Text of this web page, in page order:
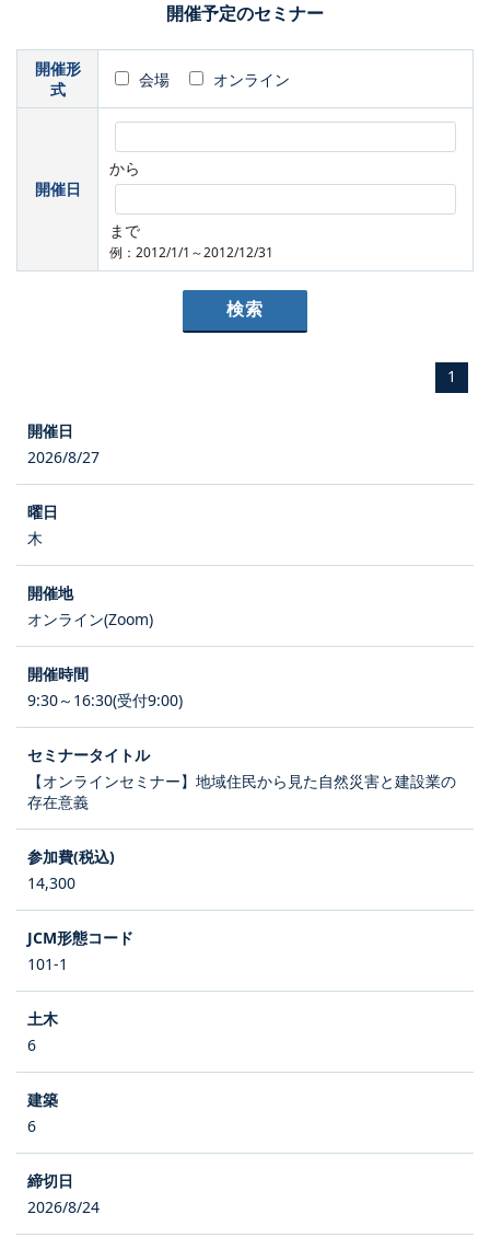
開催予定のセミナー
開催形
式
会場 オンライン
開催日
から
まで
例：2012/1/1～2012/12/31
1
2026/8/27
木
オンライン(Zoom)
9:30～16:30(受付9:00)
【オンラインセミナー】地域住民から見た自然災害と建設業の
存在意義
14,300
101-1
6
6
2026/8/24